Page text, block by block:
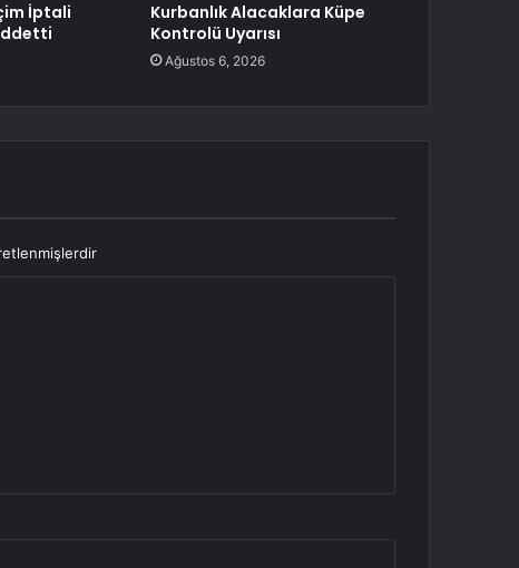
İptali
Kurbanlık Alacaklara Küpe
Kontrolü Uyarısı
Ağustos 6, 2026